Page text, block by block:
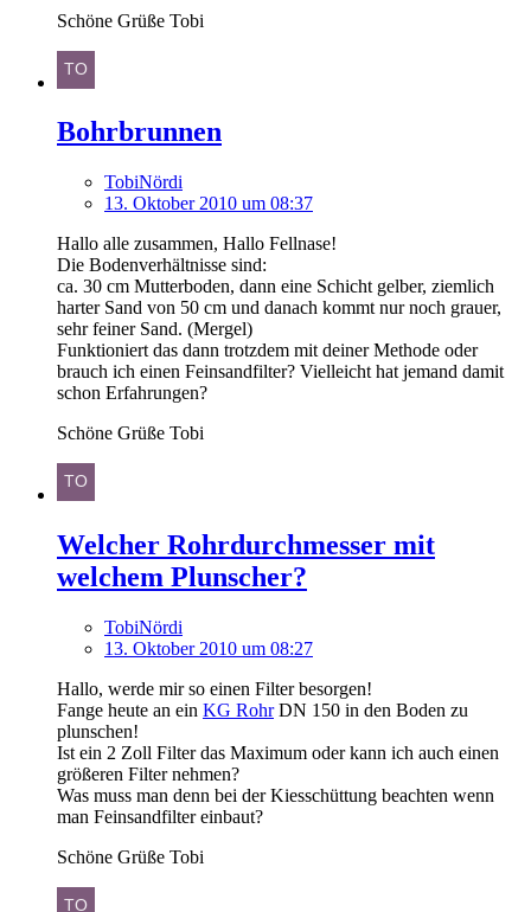
Schöne Grüße Tobi
Bohrbrunnen
TobiNördi
13. Oktober 2010 um 08:37
Hallo alle zusammen, Hallo Fellnase!
Die Bodenverhältnisse sind:
ca. 30 cm Mutterboden, dann eine Schicht gelber, ziemlich
harter Sand von 50 cm und danach kommt nur noch grauer,
sehr feiner Sand. (Mergel)
Funktioniert das dann trotzdem mit deiner Methode oder
brauch ich einen Feinsandfilter? Vielleicht hat jemand damit
schon Erfahrungen?
Schöne Grüße Tobi
Welcher Rohrdurchmesser mit
welchem Plunscher?
TobiNördi
13. Oktober 2010 um 08:27
Hallo, werde mir so einen Filter besorgen!
Fange heute an ein KG RohrDN 150 in den Boden zu
plunschen!
Ist ein 2 Zoll Filter das Maximum oder kann ich auch einen
größeren Filter nehmen?
Was muss man denn bei der Kiesschüttung beachten wenn
man Feinsandfilter einbaut?
Schöne Grüße Tobi